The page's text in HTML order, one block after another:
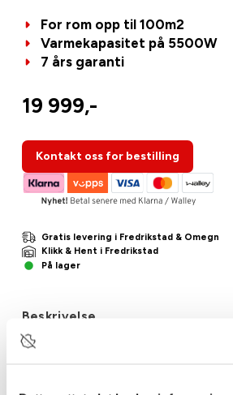
For rom opp til 100m2
Varmekapasitet på 5500W
7 års garanti
19 999,-
Kontakt oss for bestilling
Gratis levering i Fredrikstad & Omegn
Klikk & Hent i Fredrikstad
På lager
Beskrivelse